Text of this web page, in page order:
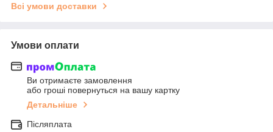
Всі умови доставки
Умови оплати
Ви отримаєте замовлення
або гроші повернуться на вашу картку
Детальніше
Післяплата